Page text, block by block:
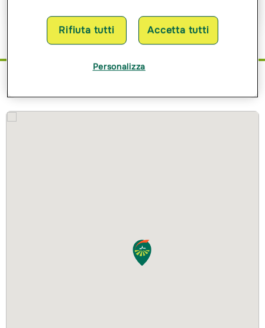
Rifiuta tutti Accetta tutti
Personalizza